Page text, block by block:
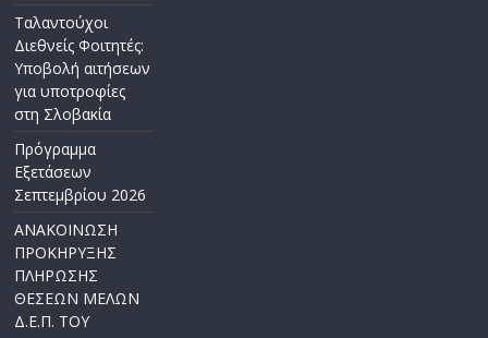
Ταλαντούχοι
Διεθνείς Φοιτητές:
Υποβολή αιτήσεων
για υποτροφίες
στη Σλοβακία
Πρόγραμμα
Εξετάσεων
Σεπτεμβρίου 2026
ΑΝΑΚΟΙΝΩΣΗ
ΠΡΟΚΗΡΥΞΗΣ
ΠΛΗΡΩΣΗΣ
ΘΕΣΕΩΝ ΜΕΛΩΝ
Δ.Ε.Π. ΤΟΥ